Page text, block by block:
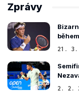
Zprávy
21. 3.
2. 2.